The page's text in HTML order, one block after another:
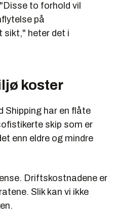
to forhold vil
på
sikt," heter det i
koster
Shipping har en flåte
skip som er
enn eldre og mindre
Driftskostnadene er
Slik kan vi ikke